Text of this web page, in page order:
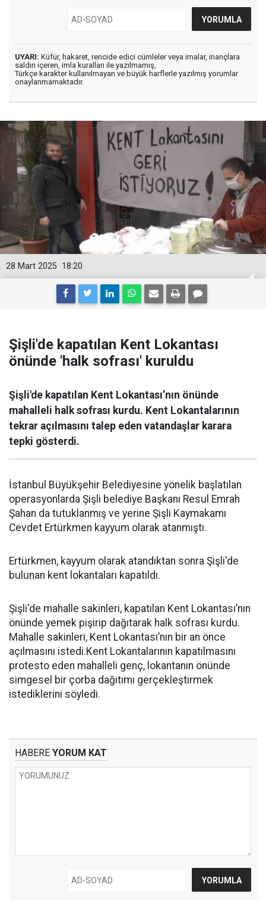
UYARI: Küfür, hakaret, rencide edici cümleler veya imalar, inançlara
saldırı içeren, imla kuralları ile yazılmamış,
Türkçe karakter kullanılmayan ve büyük harflerle yazılmış yorumlar
onaylanmamaktadır.
18:20
28 Mart 2025
Şişli'de kapatılan Kent Lokantası
önünde 'halk sofrası' kuruldu
Şişli'de kapatılan Kent Lokantası’nın önünde
mahalleli halk sofrası kurdu. Kent Lokantalarının
tekrar açılmasını talep eden vatandaşlar karara
tepki gösterdi.
İstanbul Büyükşehir Belediyesine yönelik başlatılan
operasyonlarda Şişli belediye Başkanı Resul Emrah
Şahan da tutuklanmış ve yerine Şişli Kaymakamı
Cevdet Ertürkmen kayyum olarak atanmıştı.
Ertürkmen, kayyum olarak atandıktan sonra Şişli'de
bulunan kent lokantaları kapatıldı.
Şişli'de mahalle sakinleri, kapatılan Kent Lokantası’nın
önünde yemek pişirip dağıtarak halk sofrası kurdu.
Mahalle sakinleri, Kent Lokantası’nın bir an önce
açılmasını istedi.Kent Lokantalarının kapatılmasını
protesto eden mahalleli genç, lokantanın önünde
simgesel bir çorba dağıtımı gerçekleştirmek
istediklerini söyledi.
HABERE YORUM KAT